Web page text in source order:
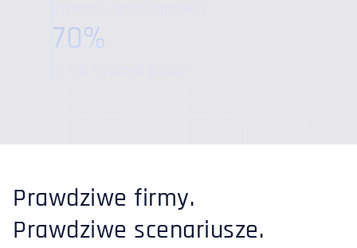
70%
Prawdziwe firmy.
Prawdziwe scenariusze.